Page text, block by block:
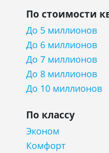
По стоимости
До 5 миллионов
До 6 миллионов
До 7 миллионов
До 8 миллионов
До 10 миллионов
По классу
Эконом
Комфорт